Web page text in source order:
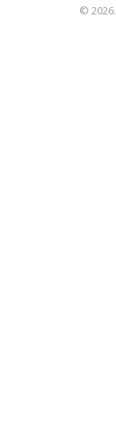
©